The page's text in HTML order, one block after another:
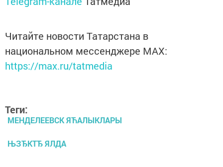
Читайте новости Татарстана в
национальном мессенджере MАХ:
https://max.ru/tatmedia
Теги:
МЕНДЕЛЕЕВСК ЯЋАЛЫКЛАРЫ
ЊЗЂКТЂ ЯЛДА